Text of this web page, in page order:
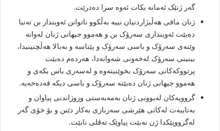
گەر ژنێک ئەمانە بکات ئەوە سزا دەدرێت.
ژنان مافی هەڵبژاردنیان نییە بەڵکوو ناتوانن ئەویندار بن تەنیا
دەبێت ئەوینداری سەرۆک بن و هەموو جیهانی ژنان لەوانە
وێنەی سەرۆک و باسی سەرۆک و پێناسە و بەبالا هەڵچنینیدا،
بینینی سەرۆک لەخەونی شەوانەدا، هەردەم دەبێت
پرتووکەکانی سەرۆک بخوێنیتەوە و لەسەری باس بکەی و
هەموو جیهانی ژنان دەبێتە سەرۆک و باسی دیکە قەدەخەیە.
گرووپەکان لەبوونی ژنان بەمەبەستی وروژاندنی پیاوان و
بەتایبەت لەکاتی هێرشی سەربازی بەکار دێنن و بۆ خۆی گەر
لەگرووپێکدا ژن نەبێت پیاوێک تەڤلی نابێت.